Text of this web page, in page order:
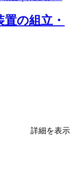
の組立・
詳細を表示